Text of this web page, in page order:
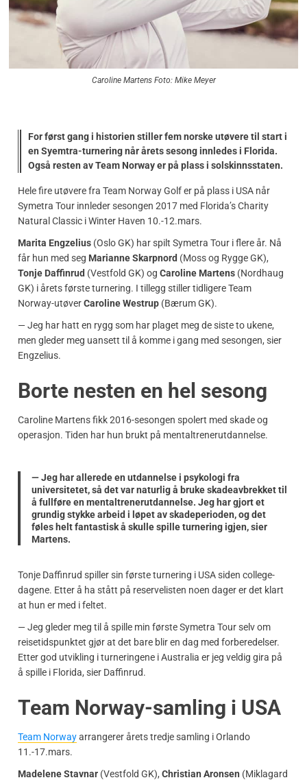
Caroline Martens Foto: Mike Meyer
For først gang i historien stiller fem norske utøvere til start i
en Syemtra-turnering når årets sesong innledes i Florida.
Også resten av Team Norway er på plass i solskinnsstaten.
Hele fire utøvere fra Team Norway Golf er på plass i USA når
Symetra Tour innleder sesongen 2017 med Florida’s Charity
Natural Classic i Winter Haven 10.-12.mars.
Marita Engzelius (Oslo GK) har spilt Symetra Tour i flere år. Nå
får hun med seg Marianne Skarpnord (Moss og Rygge GK),
Tonje Daffinrud (Vestfold GK) og Caroline Martens (Nordhaug
GK) i årets første turnering. I tillegg stiller tidligere Team
Norway-utøverCaroline Westrup (Bærum GK).
— Jeg har hatt en rygg som har plaget meg de siste to ukene,
men gleder meg uansett til å komme i gang med sesongen, sier
Engzelius.
Borte nesten en hel sesong
Caroline Martens fikk 2016-sesongen spolert med skade og
operasjon. Tiden har hun brukt på mentaltrenerutdannelse.
— Jeg har allerede en utdannelse i psykologi fra
universitetet, så det var naturlig å bruke skadeavbrekket til
å fullføre en mentaltrenerutdannelse. Jeg har gjort et
grundig stykke arbeid i løpet av skadeperioden, og det
føles helt fantastisk å skulle spille turnering igjen, sier
Martens.
Tonje Daffinrud spiller sin første turnering i USA siden college-
dagene. Etter å ha stått på reservelisten noen dager er det klart
at hun er med i feltet.
— Jeg gleder meg til å spille min første Symetra Tour selv om
reisetidspunktet gjør at det bare blir en dag med forberedelser.
Etter god utvikling i turneringene i Australia er jeg veldig gira på
å spille i Florida, sier Daffinrud.
Team Norway-samling i USA
Team Norwayarrangerer årets tredje samling i Orlando
11.-17.mars.
Madelene Stavnar (Vestfold GK), Christian Aronsen (Miklagard